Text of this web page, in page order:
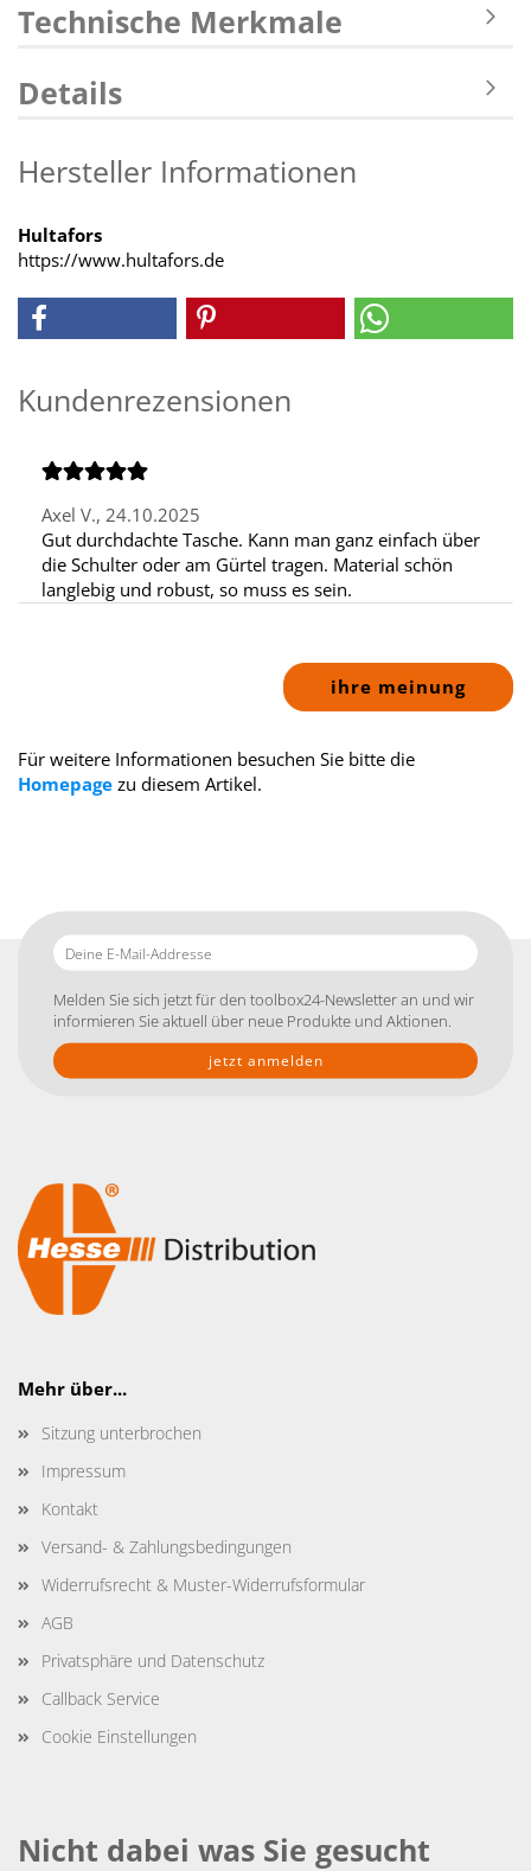
Technische Merkmale
Details
Hersteller Informationen
Hultafors
https://www.hultafors.de
Kundenrezensionen
Axel V., 24.10.2025
Gut durchdachte Tasche. Kann man ganz einfach über
die Schulter oder am Gürtel tragen. Material schön
langlebig und robust, so muss es sein.
ihre meinung
Für weitere Informationen besuchen Sie bitte die
Homepage zu diesem Artikel.
Deine
E-
Addresse
Melden Sie sich jetzt für den toolbox24-Newsletter an und wir
informieren Sie aktuell über neue Produkte und Aktionen.
Mehr über...
Sitzung unterbrochen
Impressum
Kontakt
Versand- & Zahlungsbedingungen
Widerrufsrecht & Muster-Widerrufsformular
AGB
Privatsphäre und Datenschutz
Callback Service
Cookie Einstellungen
Nicht dabei was Sie gesucht